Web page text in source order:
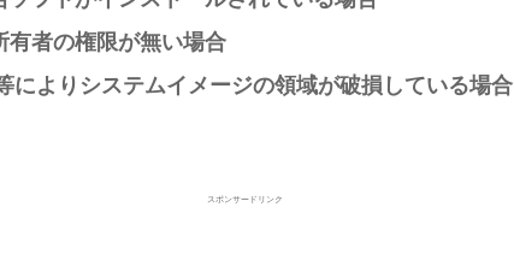
有者の権限が無い場合
によりシステムイメージの領域が破損している場合
スポンサードリンク